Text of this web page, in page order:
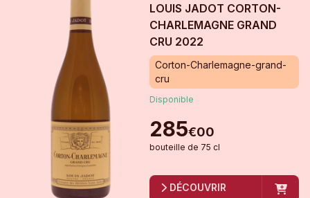
LOUIS JADOT CORTON-
CHARLEMAGNE GRAND
CRU 2022
Corton-Charlemagne-grand-
cru
Disponible
285€00
bouteille de 75 cl
DÉCOUVRIR